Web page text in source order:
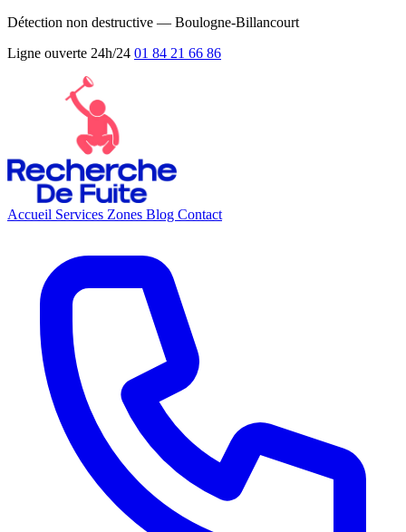
Détection non destructive — Boulogne-Billancourt
Ligne ouverte 24h/24 01 84 21 66 86
Accueil Services Zones Blog Contact